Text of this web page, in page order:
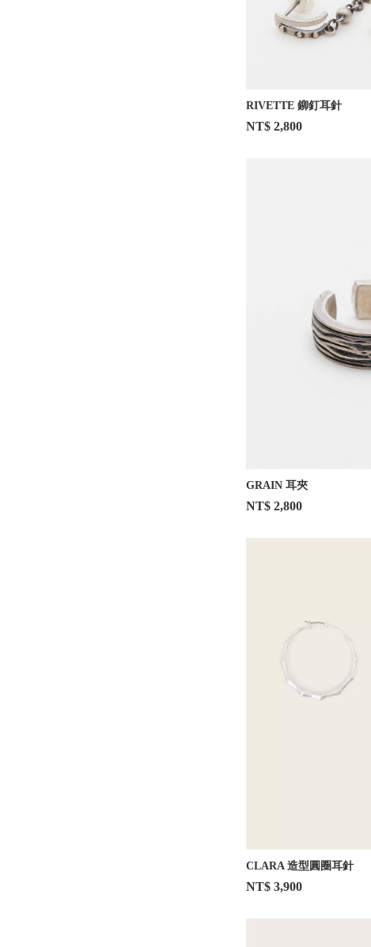
RIVETTE 鉚釘耳針
NT$ 2,800
GRAIN 耳夾
NT$ 2,800
CLARA 造型圓圈耳針
NT$ 3,900